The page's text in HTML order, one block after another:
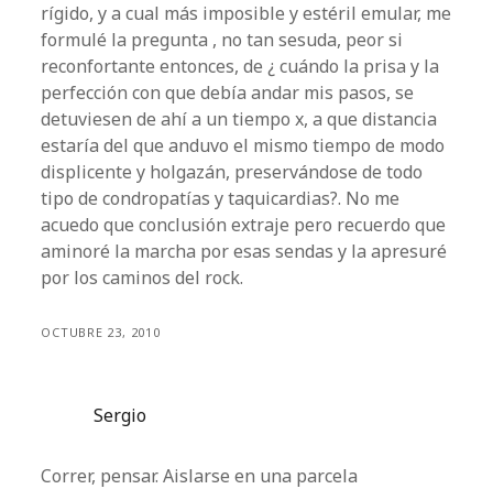
rígido, y a cual más imposible y estéril emular, me
formulé la pregunta , no tan sesuda, peor si
reconfortante entonces, de ¿ cuándo la prisa y la
perfección con que debía andar mis pasos, se
detuviesen de ahí a un tiempo x, a que distancia
estaría del que anduvo el mismo tiempo de modo
displicente y holgazán, preservándose de todo
tipo de condropatías y taquicardias?. No me
acuedo que conclusión extraje pero recuerdo que
aminoré la marcha por esas sendas y la apresuré
por los caminos del rock.
OCTUBRE 23, 2010
Sergio
Correr, pensar. Aislarse en una parcela